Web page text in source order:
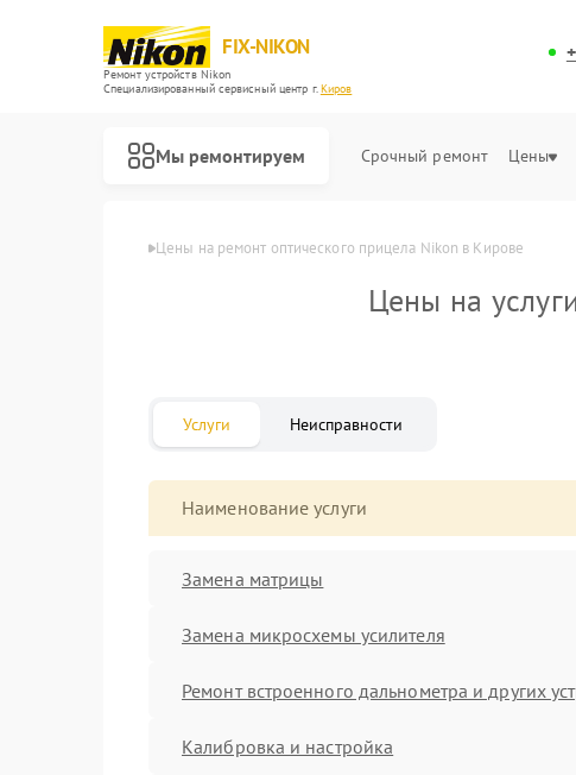
FIX-NIKON
Ремонт устройств Nikon
Специализированный cервисный центр г.Киров
Мы ремонтируем Срочный ремонт Цены
Цены Цены на ремонт оптического прицела Nikon в Кирове
Цены на
Услуги Неисправности
Наименование услуги
Замена матрицы
Замена микросхемы усилителя
Ремонт встроенного дальнометра и других
Калибровка и настройка